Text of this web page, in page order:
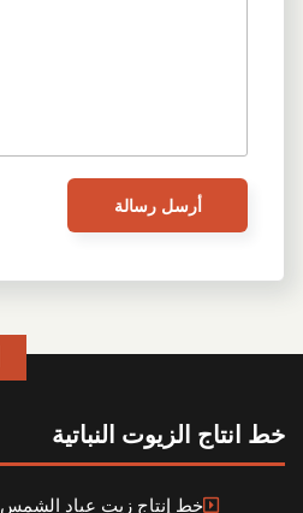
خط انتاج الزيوت النباتية
خط إنتاج زيت عباد الشمس